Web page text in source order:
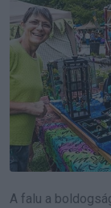
A falu a